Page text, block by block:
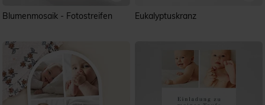
Blumenmosaik - Fotostreifen Eukalyptuskranz